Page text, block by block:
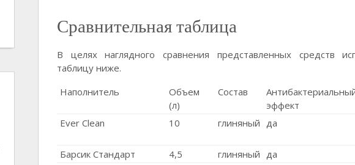
Сравнительная таблица
В целях наглядного сравнения представленных средств
таблицу ниже.
Наполнитель
Объем
(л)
Состав
эффект
Ever Clean 10 глиняный да
Барсик Стандарт
4,5 глиняный да